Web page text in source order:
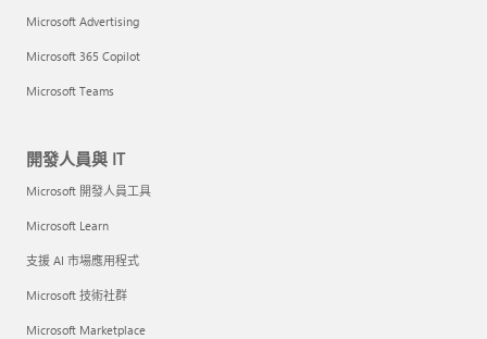
Microsoft Advertising
Microsoft 365 Copilot
Microsoft Teams
開發人員與 IT
Microsoft 開發人員工具
Microsoft Learn
支援 AI 市場應用程式
Microsoft 技術社群
Microsoft Marketplace